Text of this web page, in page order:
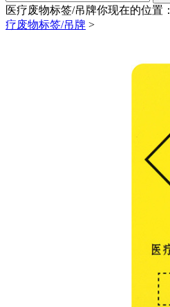
医疗废物标签/吊牌你现在的位置：
疗废物标签/吊牌 >